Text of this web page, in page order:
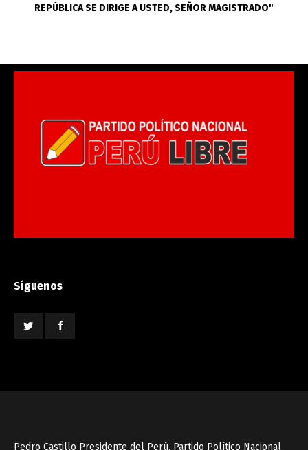
REPÚBLICA SE DIRIGE A USTED, SEÑOR MAGISTRADO"
Síguenos
Pedro Castillo Presidente del Perú. Partido Político Nacional